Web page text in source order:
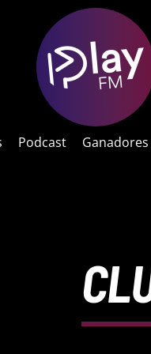
Podcast Ganadores
NOTICIAS